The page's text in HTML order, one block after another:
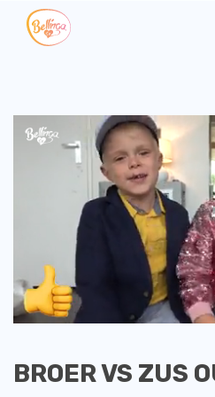
BROER VS ZUS